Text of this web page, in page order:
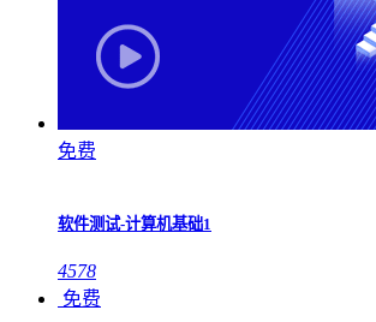
免费
软件测试-计算机基础1
4578
免费